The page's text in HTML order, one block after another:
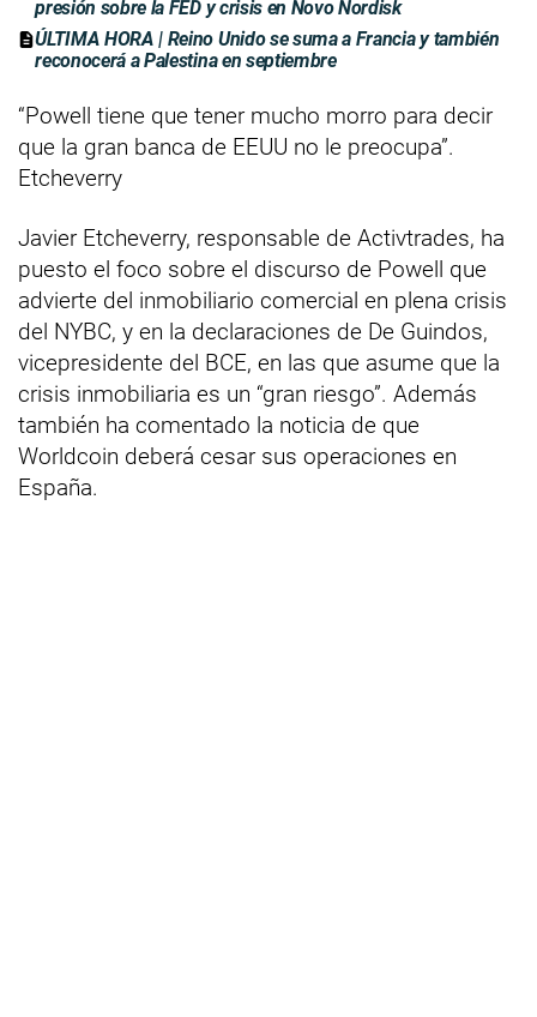
presión sobre la FED y crisis en Novo Nordisk
ÚLTIMA HORA | Reino Unido se suma a Francia y también
reconocerá a Palestina en septiembre
“Powell tiene que tener mucho morro para decir
que la gran banca de EEUU no le preocupa”.
Etcheverry
Javier Etcheverry, responsable de Activtrades, ha
puesto el foco sobre el discurso de Powell que
advierte del inmobiliario comercial en plena crisis
del NYBC, y en la declaraciones de De Guindos,
vicepresidente del BCE, en las que asume que la
crisis inmobiliaria es un “gran riesgo”. Además
también ha comentado la noticia de que
Worldcoin deberá cesar sus operaciones en
España.